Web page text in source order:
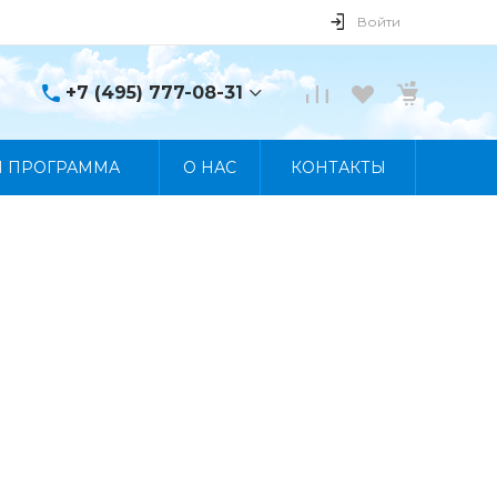
Войти
+7 (495) 777-08-31
+7 (495) 777-08-31
ПРОГРАММА О НАС КОНТАКТЫ